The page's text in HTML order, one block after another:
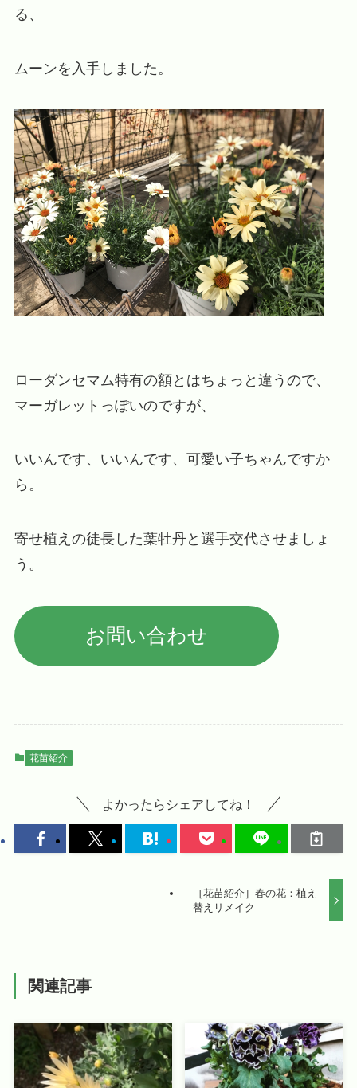
る、
ムーンを入手しました。
ローダンセマム特有の額とはちょっと違うので、
マーガレットっぽいのですが、
いいんです、いいんです、可愛い子ちゃんですか
ら。
寄せ植えの徒長した葉牡丹と選手交代させましょ
う。
お問い合わせ
花苗紹介
よかったらシェアしてね！
［花苗紹介］春の花：植え
替えリメイク
関連記事